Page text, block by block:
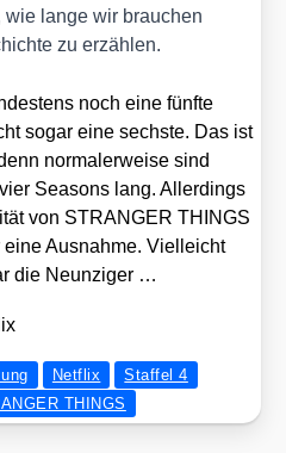
lan­ge wir brau­chen
zu erzäh­len.
noch eine fünf­te
sogar eine sechs­te. Das ist
nor­ma­ler­wei­se sind
Sea­sons lang. Aller­dings
von STRANGER THINGS
Aus­nah­me. Viel­leicht
die Neun­zi­ger …
Netflix
Staffel 4
THINGS